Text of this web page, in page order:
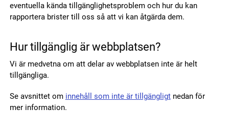
eventuella kända tillgänglighetsproblem och hur du kan
rapportera brister till oss så att vi kan åtgärda dem.
Hur tillgänglig är webbplatsen?
Vi är medvetna om att delar av webbplatsen inte är helt
tillgängliga.
Se avsnittet om innehåll som inte är tillgängligtnedan för
mer information.